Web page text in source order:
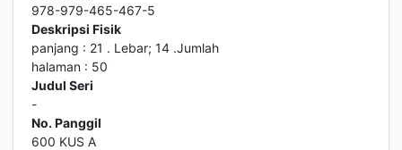
978-979-465-467-5
Deskripsi Fisik
panjang : 21 . Lebar; 14 .Jumlah
halaman : 50
Judul Seri
-
No. Panggil
600 KUS A